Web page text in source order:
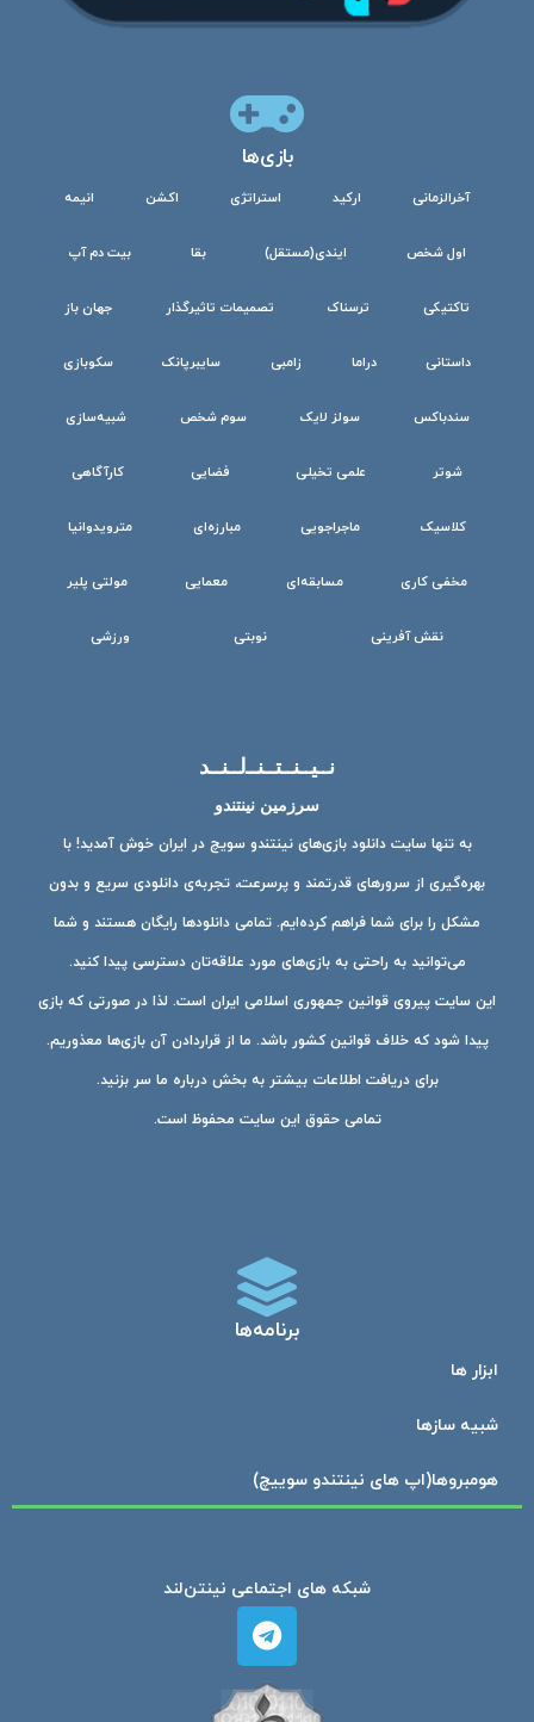
بازی‌ها
آخرالزمانی ارکید استراتژی اکشن انیمه
اول شخص ایندی(مستقل) بقا بیت دم آپ
تاکتیکی ترسناک تصمیمات تاثیرگذار جهان باز
داستانی دراما زامبی سایبرپانک سکوبازی
سندباکس سولز لایک سوم شخص شبیه‌سازی
شوتر علمی تخیلی فضایی کارآگاهی
کلاسیک ماجراجویی مبارزه‌ای مترویدوانیا
مخفی کاری مسابقه‌ای معمایی مولتی پلیر
نقش آفرینی نوبتی ورزشی
نــیــنــتــنــ‌لــنــد
سرزمین نینتندو
به تنها سایت دانلود بازی‌های نینتندو سویچ در ایران خوش آمدید! با
بهره‌گیری از سرورهای قدرتمند و پرسرعت، تجربه‌ی دانلودی سریع و بدون
مشکل را برای شما فراهم کرده‌ایم. تمامی دانلودها رایگان هستند و شما
می‌توانید به راحتی به بازی‌های مورد علاقه‌تان دسترسی پیدا کنید.
این سایت پیروی قوانین جمهوری اسلامی ایران است. لذا در صورتی که بازی
پیدا شود که خلاف قوانین کشور باشد. ما از قراردادن آن بازی‌ها معذوریم.
برای دریافت اطلاعات بیشتر به بخش درباره ما سر بزنید.
تمامی حقوق این سایت محفوظ است.
برنامه‌ها
ابزار ها
شبیه ساز‌ها
هومبرو‌ها(اپ های نینتندو سوییچ)
شبکه های اجتماعی نینتن‌لند